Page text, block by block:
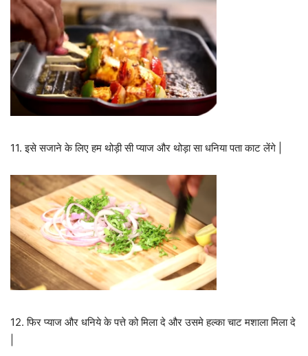
11. इसे सजाने के लिए हम थोड़ी सी प्याज और थोड़ा सा धनिया पता काट लेंगे |
12. फिर प्याज और धनिये के पत्ते को मिला दे और उसमे हल्का चाट मशाला मिला दे